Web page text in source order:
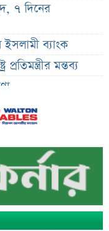
৭ দিনের
ব্যাংক
মন্তব্য
পরিবহনে ইন্ট্রাকো
প্রক্রিয়ায় ৫
পশ্চিমবঙ্গের